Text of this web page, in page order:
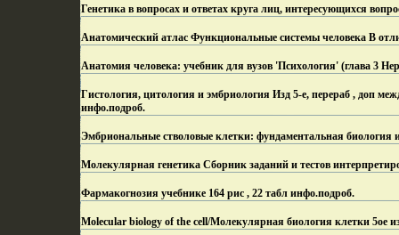
Генетика в вопросах и ответах круга лиц, интересующихся
Анатомический атлас Функциональные системы человека В
Анатомия человека: учебник для вузов 'Психология' (глава 3
Гистология, цитология и эмбриология Изд 5-е, перераб , доп
инфо.подроб.
Эмбриональные стволовые клетки: фундаментальная биология
Молекулярная генетика Сборник заданий и тестов
Фармакогнозия учебнике 164 рис , 22 табл инфо.подроб.
Molecular biology of the cell/Молекулярная биология клетки 5ое